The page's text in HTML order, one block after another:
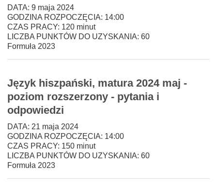
DATA: 9 maja 2024
GODZINA ROZPOCZĘCIA: 14:00
CZAS PRACY: 120 minut
LICZBA PUNKTÓW DO UZYSKANIA: 60
Formuła 2023
Język hiszpański, matura 2024 maj -
poziom rozszerzony - pytania i
odpowiedzi
DATA: 21 maja 2024
GODZINA ROZPOCZĘCIA: 14:00
CZAS PRACY: 150 minut
LICZBA PUNKTÓW DO UZYSKANIA: 60
Formuła 2023